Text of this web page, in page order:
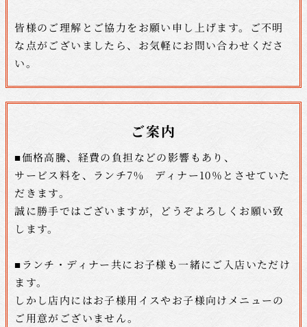
皆様のご理解とご協力をお願い申し上げます。
ご不明
な点がございましたら、お気軽にお問い合わせくださ
い。
ご案内
■価格高騰、経費の負担などの影響もあり、
サービス料を、ランチ7% ディナー10％とさせていた
だきます。
誠に勝手ではございますが，どうぞよろしくお願い致
します。
■ランチ・ディナー共にお子様も一緒にご入店いただけ
ます。
しかし店内にはお子様用イスやお子様向けメニューの
ご用意がございません。